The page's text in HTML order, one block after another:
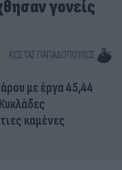
γονείς
ΚΏΣΤΑΣ ΠΑΠΑΔΌΠΟΥΛΟΣ
με έργα 45,44
καμένες